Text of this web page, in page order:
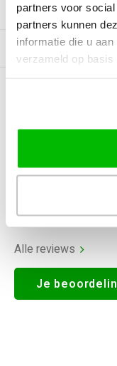
partners voor
partners kunnen
informatie die u
verzameld op basis
Gerelateerde
0Reviews
Alle reviews
Je